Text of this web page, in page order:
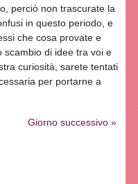
perciò non trascurate la
in questo periodo, e
che cosa provate e
scambio di idee tra voi e
curiosità, sarete tentati
per portarne a
Giorno successivo »